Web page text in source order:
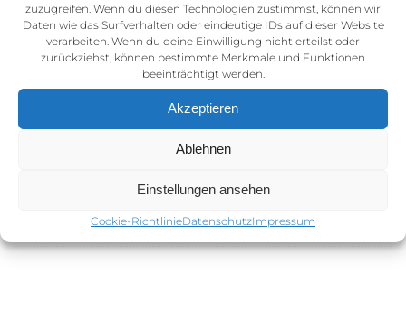
zuzugreifen. Wenn du diesen Technologien zustimmst, können wir
Daten wie das Surfverhalten oder eindeutige IDs auf dieser Website
verarbeiten. Wenn du deine Einwilligung nicht erteilst oder
zurückziehst, können bestimmte Merkmale und Funktionen
beeinträchtigt werden.
Akzeptieren
Ablehnen
Einstellungen ansehen
Cookie-RichtlinieDatenschutzImpressum
Cookie-Richtlinie (EU)